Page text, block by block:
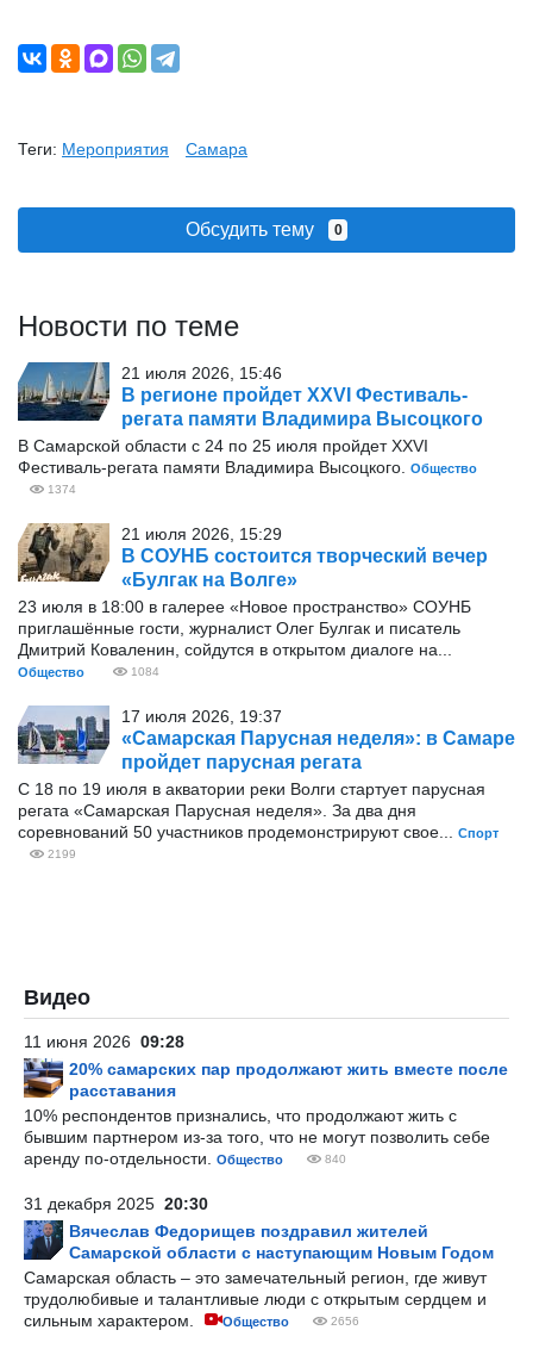
Теги: Мероприятия Самара
Обсудить тему 0
Новости по теме
21 июля 2026, 15:46
В регионе пройдет XXVI Фестиваль-
регата памяти Владимира Высоцкого
В Самарской области с 24 по 25 июля пройдет XXVI
Фестиваль-регата памяти Владимира Высоцкого.
Общество
1374
21 июля 2026, 15:29
В СОУНБ состоится творческий вечер
«Булгак на Волге»
23 июля в 18:00 в галерее «Новое пространство» СОУНБ
приглашённые гости, журналист Олег Булгак и писатель
Дмитрий Коваленин, сойдутся в открытом диалоге на...
Общество 1084
17 июля 2026, 19:37
«Самарская Парусная неделя»: в Самаре
пройдет парусная регата
С 18 по 19 июля в акватории реки Волги стартует парусная
регата «Самарская Парусная неделя». За два дня
соревнований 50 участников продемонстрируют свое...
Спорт
2199
Видео
11 июня 2026 09:28
20% самарских пар продолжают жить вместе после
расставания
10% респондентов признались, что продолжают жить с
бывшим партнером из-за того, что не могут позволить себе
аренду по-отдельности.
Общество 840
31 декабря 2025 20:30
Вячеслав Федорищев поздравил жителей
Самарской области с наступающим Новым Годом
Самарская область – это замечательный регион, где живут
трудолюбивые и талантливые люди с открытым сердцем и
сильным характером.
Общество 2656